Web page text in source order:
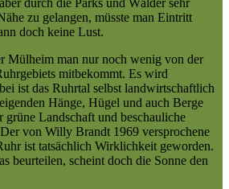
zu gelangen, müsste man Eintritt
doch keine Lust.
Mülheim man nur noch wenig von der
mitbekommt. Es wird
ist das Ruhrtal selbst landwirtschaftlich
Hänge, Hügel und auch Berge
grüne Landschaft und beschauliche
von Willy Brandt 1969 versprochene
ist tatsächlich Wirklichkeit geworden.
beurteilen, scheint doch die Sonne den